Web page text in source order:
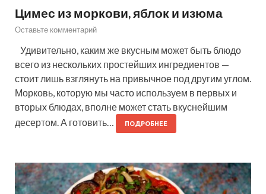
Цимес из моркови, яблок и изюма
Оставьте комментарий
Удивительно, каким же вкусным может быть блюдо
всего из нескольких простейших ингредиентов —
стоит лишь взглянуть на привычное под другим углом.
Морковь, которую мы часто используем в первых и
вторых блюдах, вполне может стать вкуснейшим
десертом. А готовить…
ПОДРОБНЕЕ